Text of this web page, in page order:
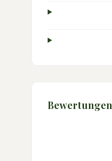
Bewertungen